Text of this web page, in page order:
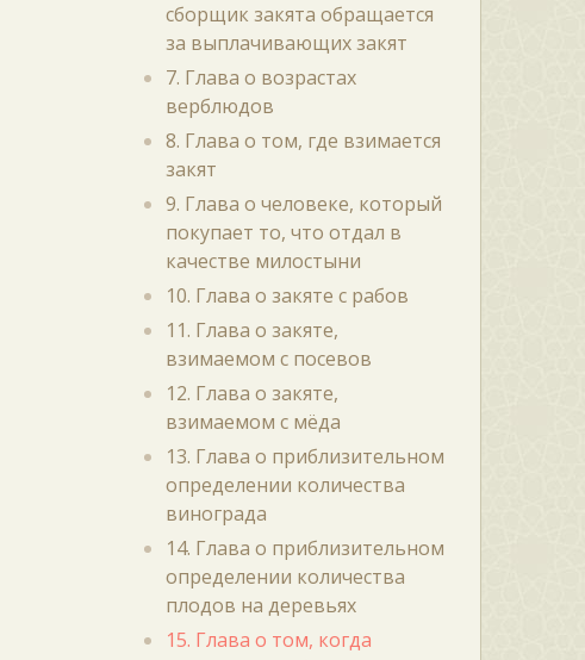
сборщик закята обращается
за выплачивающих закят
7. Глава о возрастах
верблюдов
8. Глава о том, где взимается
закят
9. Глава о человеке, который
покупает то, что отдал в
качестве милостыни
10. Глава о закяте с рабов
11. Глава о закяте,
взимаемом с посевов
12. Глава о закяте,
взимаемом с мёда
13. Глава о приблизительном
определении количества
винограда
14. Глава о приблизительном
определении количества
плодов на деревьях
15. Глава о том, когда